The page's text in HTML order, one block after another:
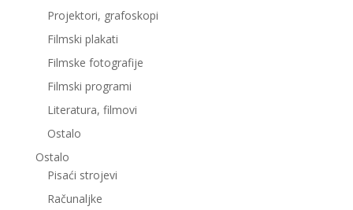
Projektori, grafoskopi
Filmski plakati
Filmske fotografije
Filmski programi
Literatura, filmovi
Ostalo
Ostalo
Pisaći strojevi
Računaljke